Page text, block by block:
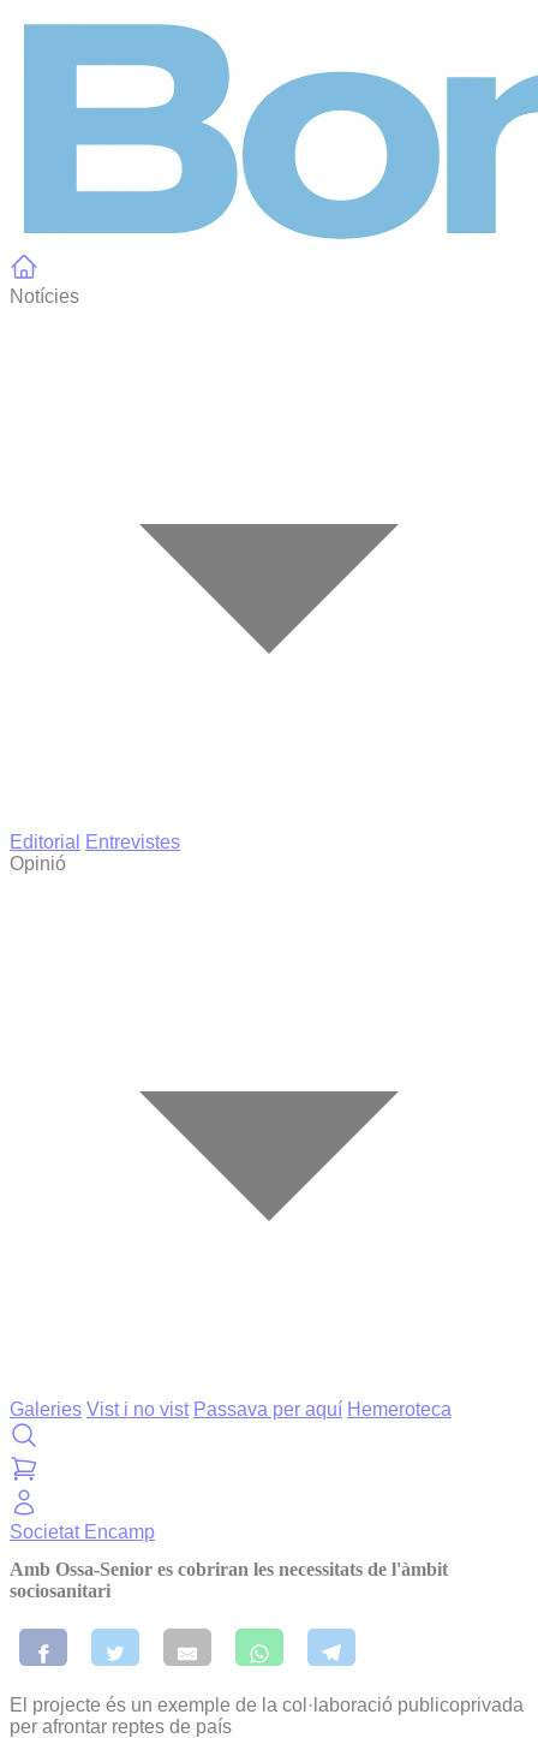
Notícies
Editorial
Entrevistes
Opinió
Galeries Vist i no vist Passava per aquí Hemeroteca
Societat Encamp
Amb Ossa-Senior es cobriran les necessitats de l'àmbit
sociosanitari
El projecte és un exemple de la col·laboració publicoprivada
per afrontar reptes de país